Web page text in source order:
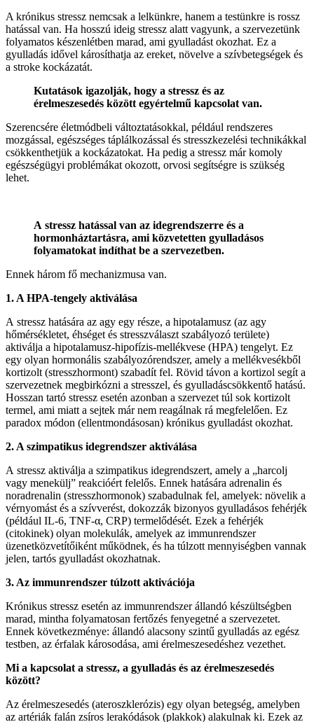
A krónikus stressz nemcsak a lelkünkre, hanem a testünkre is rossz
hatással van. Ha hosszú ideig stressz alatt vagyunk, a szervezetünk
folyamatos készenlétben marad, ami gyulladást okozhat. Ez a
gyulladás idővel károsíthatja az ereket, növelve a szívbetegségek és
a stroke kockázatát.
Kutatások igazolják, hogy a stressz és az
érelmeszesedés között egyértelmű kapcsolat van.
Szerencsére életmódbeli változtatásokkal, például rendszeres
mozgással, egészséges táplálkozással és stresszkezelési technikákkal
csökkenthetjük a kockázatokat. Ha pedig a stressz már komoly
egészségügyi problémákat okozott, orvosi segítségre is szükség
lehet.
A stressz hatással van az idegrendszerre és a
hormonháztartásra, ami közvetetten gyulladásos
folyamatokat indíthat be a szervezetben.
Ennek három fő mechanizmusa van.
1. A HPA-tengely aktiválása
A stressz hatására az agy egy része, a hipotalamusz (az agy
hőmérsékletet, éhséget és stresszválaszt szabályozó területe)
aktiválja a hipotalamusz-hipofízis-mellékvese (HPA) tengelyt. Ez
egy olyan hormonális szabályozórendszer, amely a mellékvesékből
kortizolt (stresszhormont) szabadít fel. Rövid távon a kortizol segít a
szervezetnek megbirkózni a stresszel, és gyulladáscsökkentő hatású.
Hosszan tartó stressz esetén azonban a szervezet túl sok kortizolt
termel, ami miatt a sejtek már nem reagálnak rá megfelelően. Ez
paradox módon (ellentmondásosan) krónikus gyulladást okozhat.
2. A szimpatikus idegrendszer aktiválása
A stressz aktiválja a szimpatikus idegrendszert, amely a „harcolj
vagy menekülj” reakcióért felelős. Ennek hatására adrenalin és
noradrenalin (stresszhormonok) szabadulnak fel, amelyek: növelik a
vérnyomást és a szívverést, dokozzák bizonyos gyulladásos fehérjék
(például IL-6, TNF-α, CRP) termelődését. Ezek a fehérjék
(citokinek) olyan molekulák, amelyek az immunrendszer
üzenetközvetítőiként működnek, és ha túlzott mennyiségben vannak
jelen, tartós gyulladást okozhatnak.
3. Az immunrendszer túlzott aktivációja
Krónikus stressz esetén az immunrendszer állandó készültségben
marad, mintha folyamatosan fertőzés fenyegetné a szervezetet.
Ennek következménye: állandó alacsony szintű gyulladás az egész
testben, az érfalak károsodása, ami érelmeszesedéshez vezethet.
Mi a kapcsolat a stressz, a gyulladás és az érelmeszesedés
között?
Az érelmeszesedés (ateroszklerózis) egy olyan betegség, amelyben
az artériák falán zsíros lerakódások (plakkok) alakulnak ki. Ezek az